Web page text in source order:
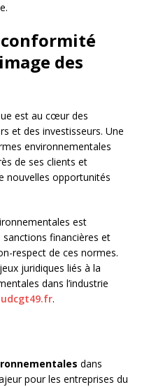
conformité
des
est au cœur des
et des investisseurs. Une
environnementales
de ses clients et
nouvelles opportunités
est
financières et
respect de ces normes.
juridiques liés à la
dans l’industrie
udcgt49.fr.
dans
pour les entreprises du